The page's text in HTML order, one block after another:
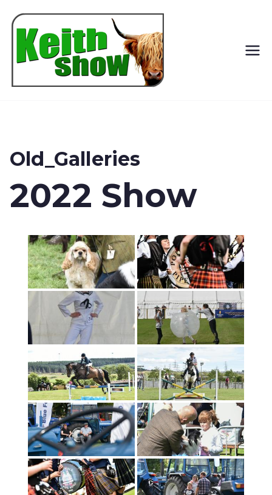
Old_Galleries
2022 Show